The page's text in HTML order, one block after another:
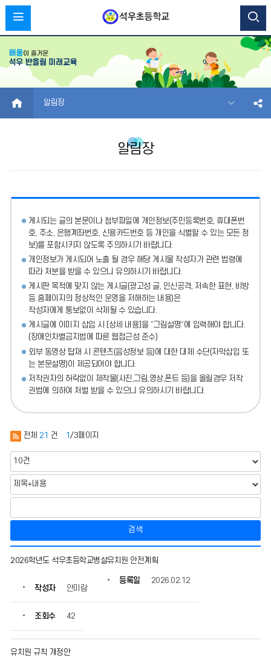
HOME 알림장
알림장
게시되는 글의 본문이나 첨부파일에
개인정보(주민등록번호, 휴대폰번
호, 주소, 은행계좌번호, 신용카드번호 등 개인을 식별할 수 있는 모든 정
보)를 포함시키지 않도록 주의하시기 바랍니다.
개인정보가 게시되어 노출 될 경우 해당 게시물 작성자가 관련 법령에
따라 처분을 받을 수 있으니 유의하시기 바랍니다.
게시판 목적에 맞지 않는 게시글(광고성 글, 인신공격, 저속한 표현, 비방
등 홈페이지의 정상적인 운영을 저해하는 내용)은
작성자에게 통보없이 삭제될 수 있습니다.
게시글에 이미지 삽입 시 [상세 내용]을 “그림설명”에 입력해야 합니다.
(장애인차별금지법에 따른 웹접근성 준수)
외부 동영상 탑재 시 콘텐츠(음성정보 등)에 대한 대체 수단(자막삽입 또
는 본문설명)이 제공되어야 합니다.
저작권자의 허락없이 제작물(사진,그림,영상,폰트 등)을 올릴경우 저작
권법에 의하여 처벌 받을 수 있으니 유의하시기 바랍니다.
전체 21 건 1 /3페이지
검색
림
게
번
호,
2026학년도 석우초등학교병설유치원 안전계획
작성자 안미람
등록일 2026.02.12
조회수 42
유치원 규칙 개정안